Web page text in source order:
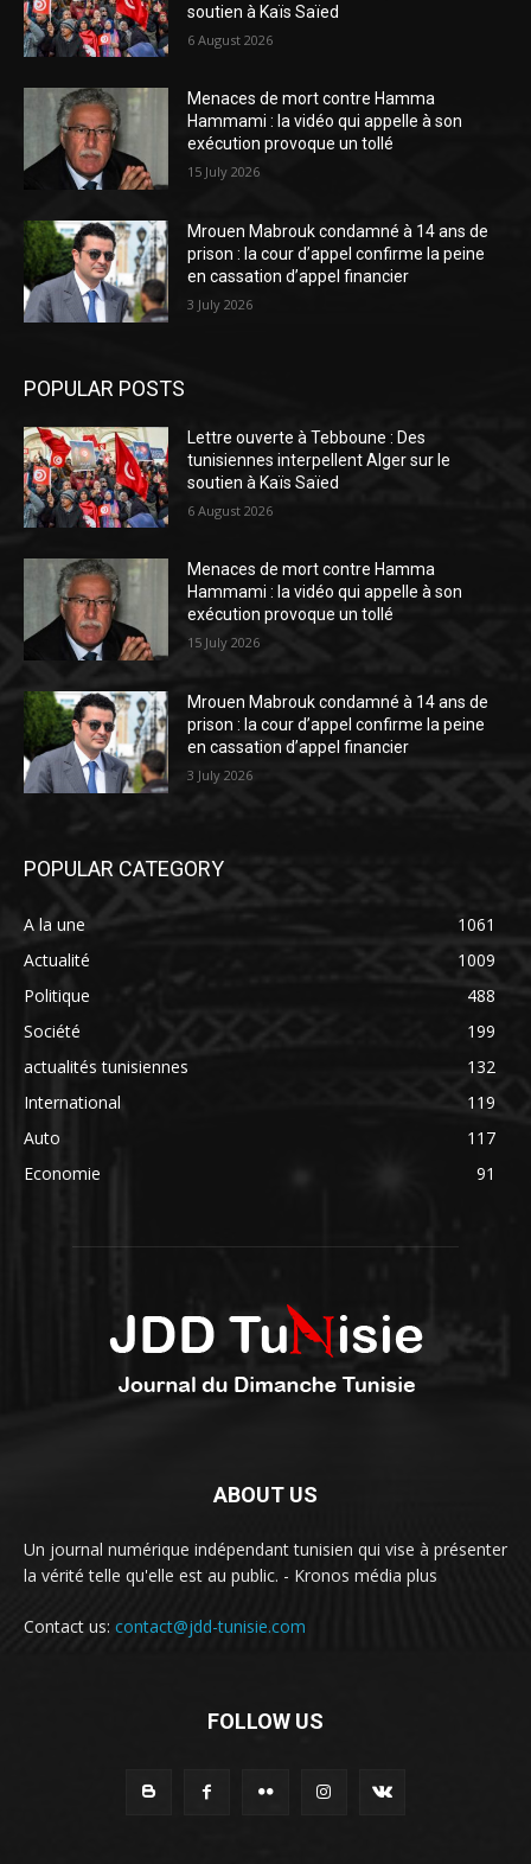
soutien à Kaïs Saïed
6 August 2026
Menaces de mort contre Hamma
Hammami : la vidéo qui appelle à son
exécution provoque un tollé
15 July 2026
Mrouen Mabrouk condamné à 14 ans de
prison : la cour d’appel confirme la peine
en cassation d’appel financier
3 July 2026
POPULAR POSTS
Lettre ouverte à Tebboune : Des
tunisiennes interpellent Alger sur le
soutien à Kaïs Saïed
6 August 2026
Menaces de mort contre Hamma
Hammami : la vidéo qui appelle à son
exécution provoque un tollé
15 July 2026
Mrouen Mabrouk condamné à 14 ans de
prison : la cour d’appel confirme la peine
en cassation d’appel financier
3 July 2026
POPULAR CATEGORY
A la une
1061
Actualité
1009
Politique
488
Société
199
actualités tunisiennes
132
International
119
Auto
117
Economie
91
ABOUT US
Un journal numérique indépendant tunisien qui vise à présenter
la vérité telle qu'elle est au public. - Kronos média plus
Contact us: contact@jdd-tunisie.com
FOLLOW US